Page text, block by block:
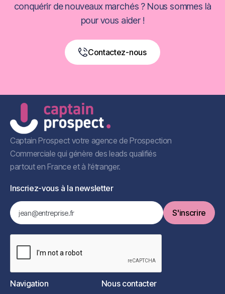
conquérir de nouveaux marchés ? Nous sommes là
pour vous aider !
Contactez-nous
Book a Free Call
Captain Prospect votre agence de Prospection
Commerciale qui génère des leads qualifiés
partout en France et à l’étranger.
Inscriez-vous à la newsletter
Navigation Nous contacter